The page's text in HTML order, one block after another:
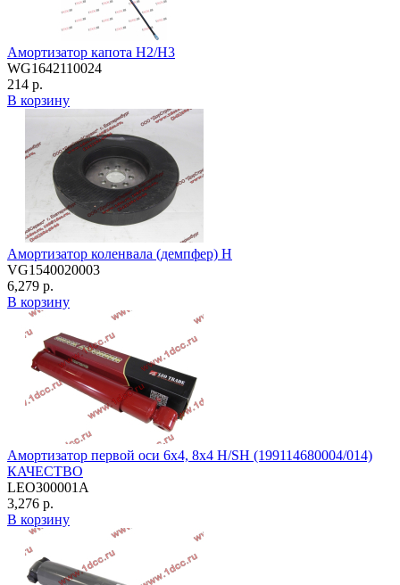
Амортизатор капота H2/H3
WG1642110024
214 р.
В корзину
Амортизатор коленвала (демпфер) H
VG1540020003
6,279 р.
В корзину
Амортизатор первой оси 6х4, 8х4 H/SH (199114680004/014)
КАЧЕСТВО
LEO300001A
3,276 р.
В корзину